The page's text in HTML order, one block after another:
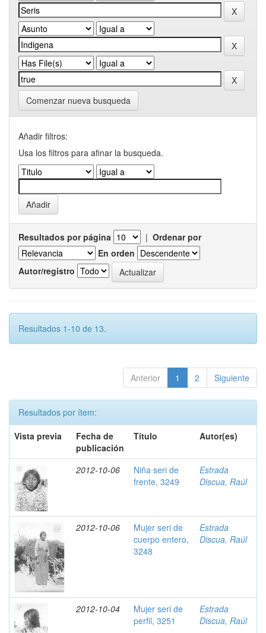
Comenzar nueva busqueda
Añadir filtros:
Usa los filtros para afinar la busqueda.
Resultados por página | Ordenar por
En orden
Autor/registro
Resultados 1-10 de 13.
Anterior 1 2 Siguiente
Resultados por ítem:
Vista previa
Fecha de
publicación
Título Autor(es)
2012-10-06
Niña seri de
frente, 3249
Estrada
Discua, Raúl
2012-10-06
Mujer seri de
cuerpo entero,
3248
Estrada
Discua, Raúl
2012-10-04
Mujer seri de
perfil, 3251
Estrada
Discua, Raúl